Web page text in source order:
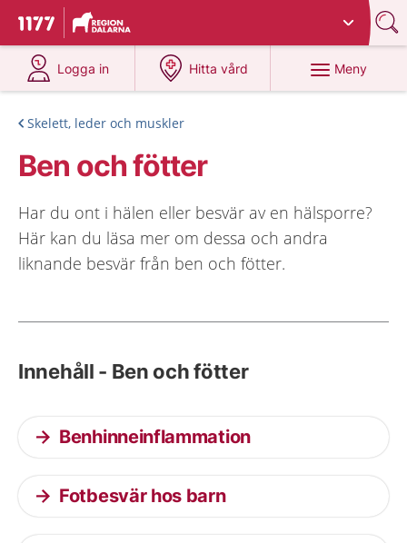
Till startsidan för 1177
Du har valt region
Logga in
på 1177.se
Hitta vård
på 1177.se
Meny
Skelett, leder och muskler
Ben och fötter
Har du ont i hälen eller besvär av en hälsporre?
Här kan du läsa mer om dessa och andra
liknande besvär från ben och fötter.
Innehåll - Ben och fötter
Benhinneinflammation
Fotbesvär hos barn